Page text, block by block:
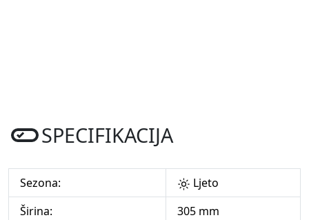
SPECIFIKACIJA
Sezona:
Ljeto
Širina:
305 mm